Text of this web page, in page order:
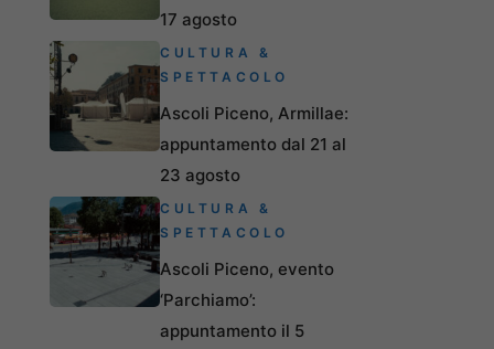
17 agosto
CULTURA &
SPETTACOLO
Ascoli Piceno, Armillae:
appuntamento dal 21 al
23 agosto
CULTURA &
SPETTACOLO
Ascoli Piceno, evento
‘Parchiamo’:
appuntamento il 5